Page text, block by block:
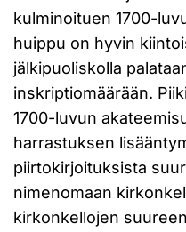
kulminoituen 1700-
huippu on hyvin
jälkipuoliskolla
inskriptiomäärään.
1700-luvun
harrastuksen
piirtokirjoituksista
nimenomaan
kirkonkellojen